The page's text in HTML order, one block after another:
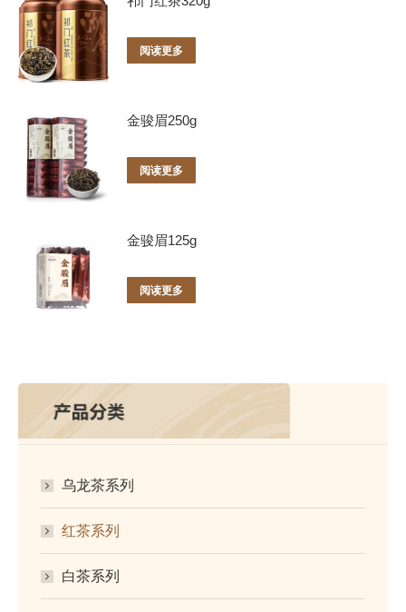
阅读更多
金骏眉250g
阅读更多
金骏眉125g
阅读更多
乌龙茶系列
红茶系列
白茶系列